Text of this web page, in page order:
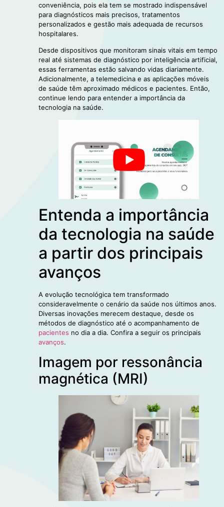
conveniência, pois ela tem se mostrado indispensável
para diagnósticos mais precisos, tratamentos
personalizados e gestão mais adequada de recursos
hospitalares.
Desde dispositivos que monitoram sinais vitais em tempo
real até sistemas de diagnóstico por inteligência artificial,
essas ferramentas estão salvando vidas diariamente.
Adicionalmente, a telemedicina e as aplicações móveis
de saúde têm aproximado médicos e pacientes. Então,
continue lendo para entender a importância da
tecnologia na saúde.
Entenda a importância
da tecnologia na saúde
a partir dos principais
avanços
A evolução tecnológica tem transformado
consideravelmente o cenário da saúde nos últimos anos.
Diversas inovações merecem destaque, desde os
métodos de diagnóstico até o acompanhamento de
pacientes no dia a dia. Confira a seguir os principais
avanços.
Imagem por ressonância
magnética (MRI)